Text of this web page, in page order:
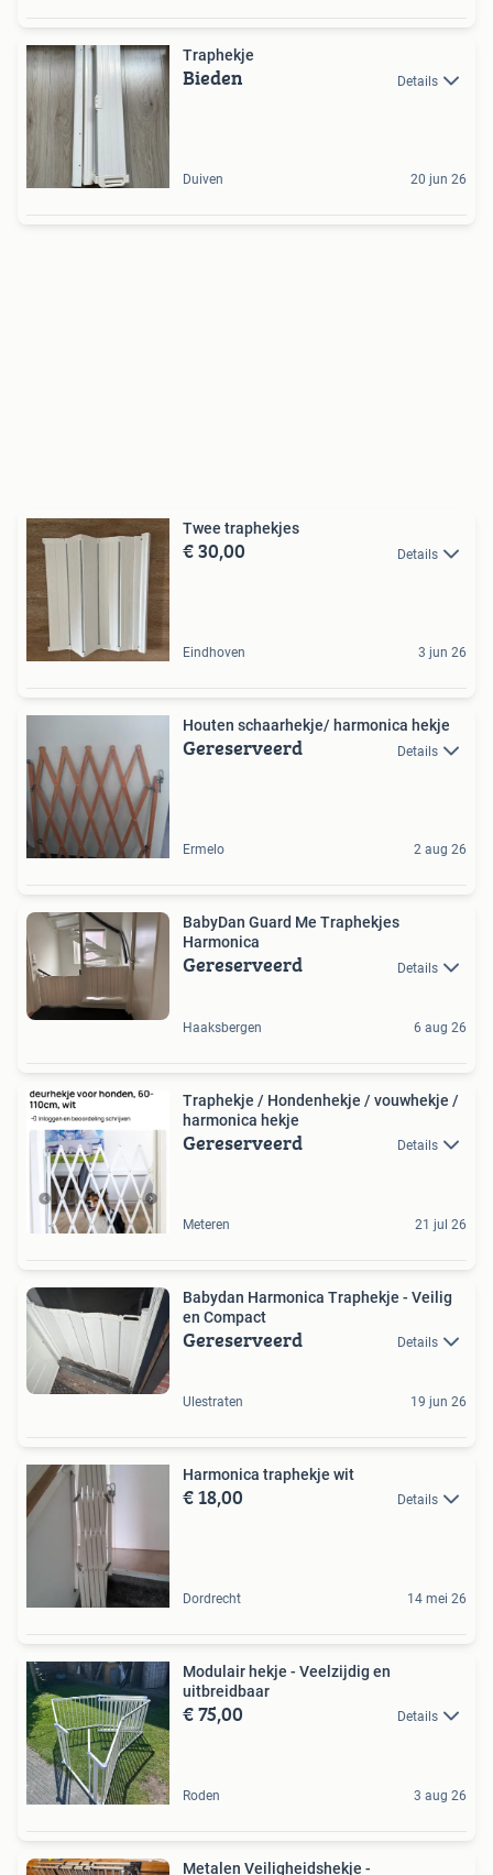
Traphekje
Bieden Details
Duiven 20 jun 26
Twee traphekjes
€ 30,00 Details
Eindhoven 3 jun 26
Houten schaarhekje/ harmonica hekje
Gereserveerd Details
Ermelo 2 aug 26
BabyDan Guard Me Traphekjes
Harmonica
Gereserveerd Details
Haaksbergen 6 aug 26
Traphekje / Hondenhekje / vouwhekje /
harmonica hekje
Gereserveerd Details
Meteren 21 jul 26
Babydan Harmonica Traphekje - Veilig
en Compact
Gereserveerd Details
Ulestraten 19 jun 26
Harmonica traphekje wit
€ 18,00 Details
Dordrecht 14 mei 26
Modulair hekje - Veelzijdig en
uitbreidbaar
€ 75,00 Details
Roden 3 aug 26
Metalen Veiligheidshekje -